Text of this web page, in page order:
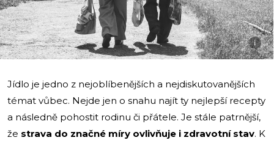
i
Jídlo je jedno z nejoblíbenějších a nejdiskutovanějších
témat vůbec. Nejde jen o snahu najít ty nejlepší recepty
a následně pohostit rodinu či přátele. Je stále patrnější,
že strava do značné míry ovlivňuje i zdravotní stav. K